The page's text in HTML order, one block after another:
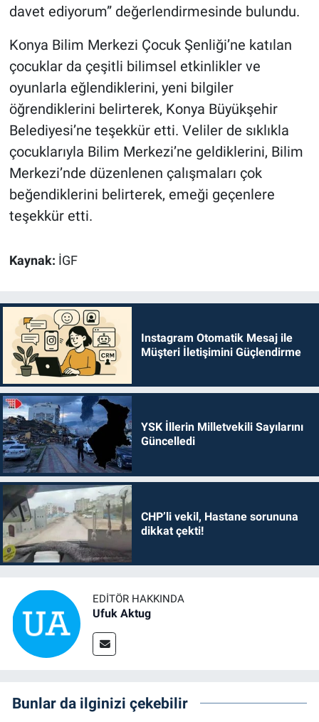
davet ediyorum” değerlendirmesinde bulundu.
Konya Bilim Merkezi Çocuk Şenliği’ne katılan
çocuklar da çeşitli bilimsel etkinlikler ve
oyunlarla eğlendiklerini, yeni bilgiler
öğrendiklerini belirterek, Konya Büyükşehir
Belediyesi’ne teşekkür etti. Veliler de sıklıkla
çocuklarıyla Bilim Merkezi’ne geldiklerini, Bilim
Merkezi’nde düzenlenen çalışmaları çok
beğendiklerini belirterek, emeği geçenlere
teşekkür etti.
Kaynak: İGF
Instagram Otomatik Mesaj ile
Müşteri İletişimini Güçlendirme
YSK İllerin Milletvekili Sayılarını
Güncelledi
CHP’li vekil, Hastane sorununa
dikkat çekti!
EDITÖR HAKKINDA
Ufuk Aktug
Bunlar da ilginizi çekebilir